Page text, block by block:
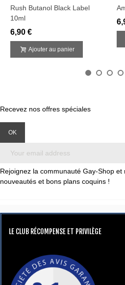
Rush Butanol Black Label
10ml
6,90 €
Ajouter au panier
Recevez nos offres spéciales
Rejoignez la communauté Gay-Shop
nouveautés et bons plans coquins !
LE CLUB RÉCOMPENSE ET PRIVILÈGE